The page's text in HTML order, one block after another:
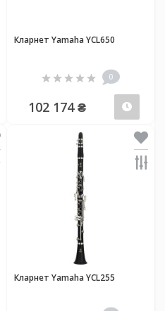
Передзамовлення
Кларнет Yamaha YCL650
0
102 174 ₴
Кларнет Yamaha YCL255